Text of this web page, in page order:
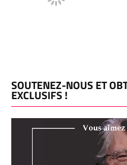
SOUTENEZ-NOUS ET
EXCLUSIFS !